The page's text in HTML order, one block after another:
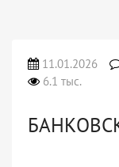
11.01.2026
6.1 тыс.